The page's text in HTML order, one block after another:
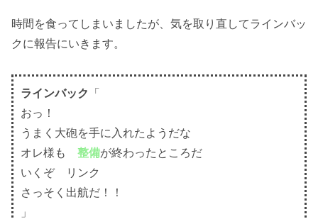
時間を食ってしまいましたが、気を取り直してラインバッ
クに報告にいきます。
ラインバック
「
おっ！
うまく大砲を手に入れたようだな
オレ様も 整備が終わったところだ
いくぞ リンク
さっそく出航だ！！
」